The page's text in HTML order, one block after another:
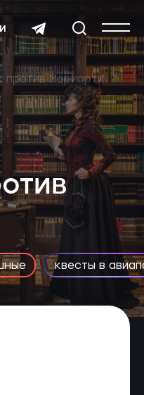
против Мориарти
квесты в